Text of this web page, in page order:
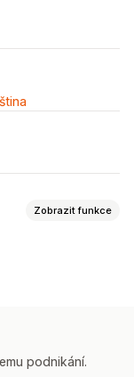
Zobrazit funkce
Pozadí
podnikání.